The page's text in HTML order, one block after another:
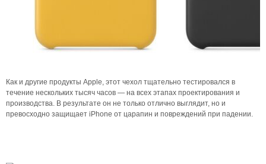
Как и другие продукты Apple, этот чехол тщательно тестировался в
течение нескольких тысяч часов — на всех этапах проектирования и
производства. В результате он не только отлично выглядит, но и
превосходно защищает iPhone от царапин и повреждений при падении.